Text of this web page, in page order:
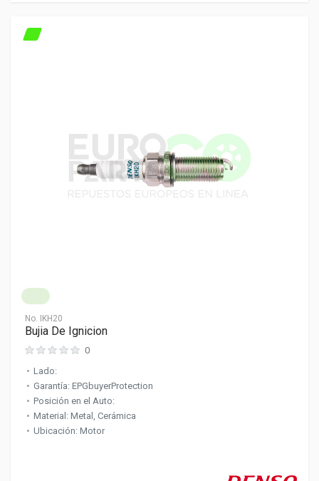
No. IKH20
Bujia De Ignicion
0
Lado:
Garantía: EPGbuyerProtection
Posición en el Auto:
Material: Metal, Cerámica
Ubicación: Motor